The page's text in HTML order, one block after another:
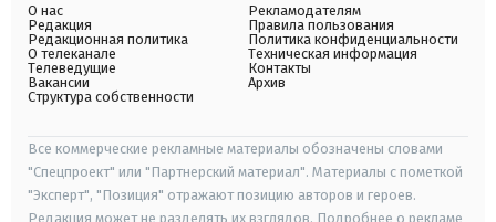
О нас
Редакция
Редакционная политика
О телеканале
Телеведущие
Вакансии
Структура собственности
Рекламодателям
Правила пользования
Политика конфиденциальности
Техническая информация
Контакты
Архив
Все коммерческие рекламные материалы обозначены словами
"Спецпроект" или "Партнерский материал". Материалы с пометкой
"Эксперт", "Позиция" отражают позицию авторов и героев.
Редакция может не разделять их взглядов. Подробнее о рекламе